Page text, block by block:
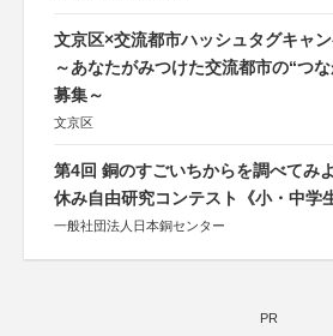
文京区×交流都市ハッシュタグキャ
～あなたがみつけた交流都市の“つ
募集～
文京区
第4回 銅のすごいちからを調べてみ
休み自由研究コンテスト《小・中学
一般社団法人日本銅センター
PR